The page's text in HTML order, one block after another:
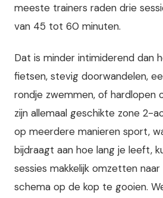
meeste trainers raden drie
van 45 tot 60 minuten.
Dat is minder intimiderend dan
fietsen, stevig doorwandelen,
rondje zwemmen, of hardlopen
zijn allemaal geschikte zone 2-
op meerdere manieren sport,
bijdraagt aan hoe lang je leeft,
sessies makkelijk omzetten
schema op de kop te gooien.